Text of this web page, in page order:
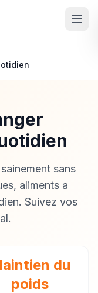
sans
aliments a
Suivez vos
du
poids